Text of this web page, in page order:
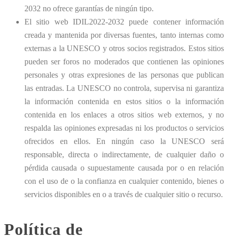
2032 no ofrece garantías de ningún tipo.
El sitio web IDIL2022-2032 puede contener información
creada y mantenida por diversas fuentes, tanto internas como
externas a la UNESCO y otros socios registrados. Estos sitios
pueden ser foros no moderados que contienen las opiniones
personales y otras expresiones de las personas que publican
las entradas. La UNESCO no controla, supervisa ni garantiza
la información contenida en estos sitios o la información
contenida en los enlaces a otros sitios web externos, y no
respalda las opiniones expresadas ni los productos o servicios
ofrecidos en ellos. En ningún caso la UNESCO será
responsable, directa o indirectamente, de cualquier daño o
pérdida causada o supuestamente causada por o en relación
con el uso de o la confianza en cualquier contenido, bienes o
servicios disponibles en o a través de cualquier sitio o recurso.
Política de